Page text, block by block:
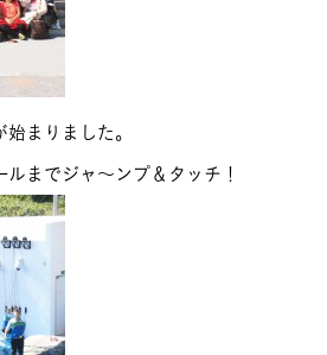
まりました。
ルまでジャ～ンプ＆タッチ！